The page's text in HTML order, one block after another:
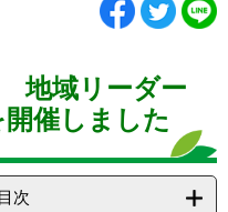
地域リーダー
催しました
次